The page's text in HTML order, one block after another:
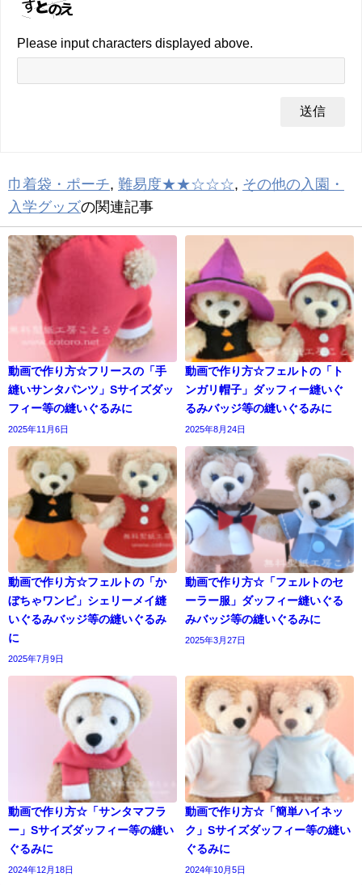
Please input characters displayed above.
巾着袋・ポーチ, 難易度★★☆☆☆, その他の入園・
入学グッズの関連記事
動画で作り方☆フリースの「手
縫いサンタパンツ」Sサイズダッ
フィー等の縫いぐるみに
2025年11月6日
動画で作り方☆フェルトの「ト
ンガリ帽子」ダッフィー縫いぐ
るみバッジ等の縫いぐるみに
2025年8月24日
動画で作り方☆フェルトの「か
ぼちゃワンピ」シェリーメイ縫
いぐるみバッジ等の縫いぐるみ
に
2025年7月9日
動画で作り方☆「フェルトのセ
ーラー服」ダッフィー縫いぐる
みバッジ等の縫いぐるみに
2025年3月27日
動画で作り方☆「サンタマフラ
ー」Sサイズダッフィー等の縫い
ぐるみに
2024年12月18日
動画で作り方☆「簡単ハイネッ
ク」Sサイズダッフィー等の縫い
ぐるみに
2024年10月5日